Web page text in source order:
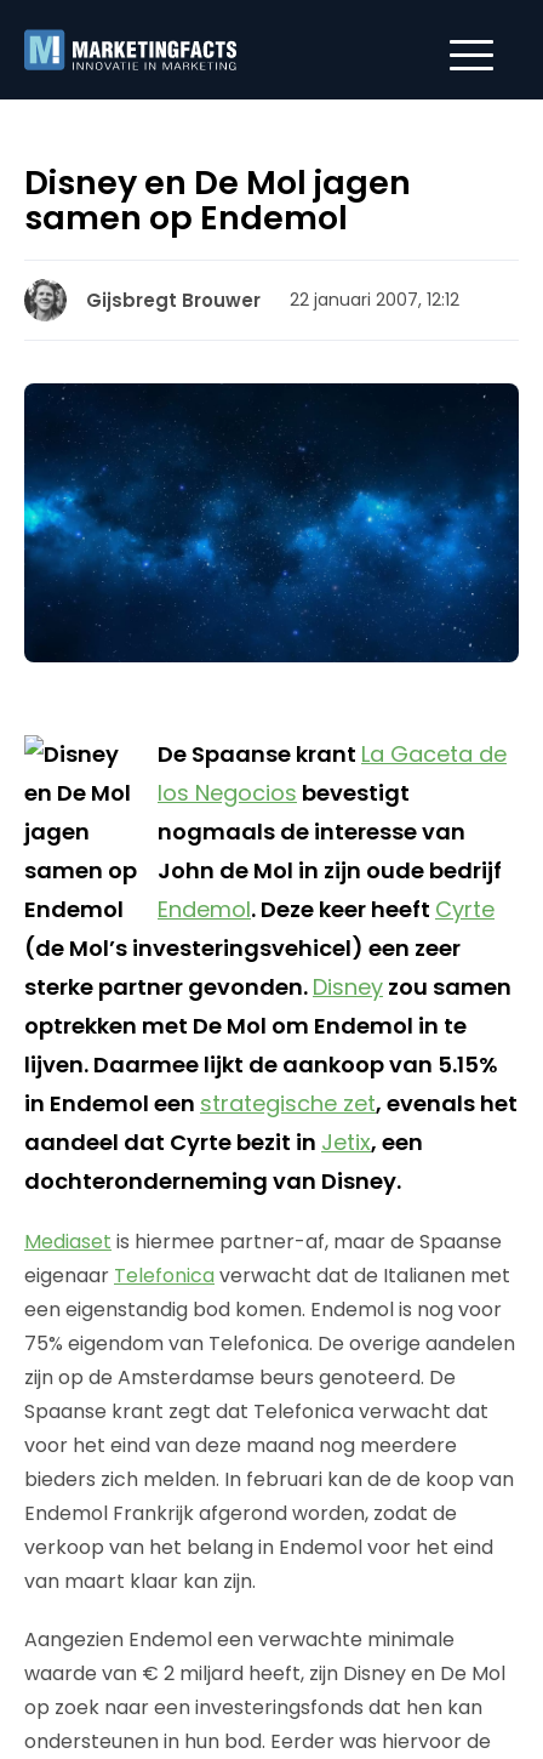
Disney en De Mol jagen
samen op Endemol
Gijsbregt Brouwer 22 januari 2007, 12:12
De Spaanse krant La Gaceta de
los Negocios bevestigt
nogmaals de interesse van
John de Mol in zijn oude bedrijf
Endemol. Deze keer heeft Cyrte
(de Mol’s investeringsvehicel) een zeer
sterke partner gevonden. Disney zou samen
optrekken met De Mol om Endemol in te
lijven. Daarmee lijkt de aankoop van 5.15%
in Endemol een strategische zet, evenals het
aandeel dat Cyrte bezit in Jetix, een
dochteronderneming van Disney.
Mediaset is hiermee partner-af, maar de Spaanse
eigenaar Telefonica verwacht dat de Italianen met
een eigenstandig bod komen. Endemol is nog voor
75% eigendom van Telefonica. De overige aandelen
zijn op de Amsterdamse beurs genoteerd. De
Spaanse krant zegt dat Telefonica verwacht dat
voor het eind van deze maand nog meerdere
bieders zich melden. In februari kan de de koop van
Endemol Frankrijk afgerond worden, zodat de
verkoop van het belang in Endemol voor het eind
van maart klaar kan zijn.
Aangezien Endemol een verwachte minimale
waarde van € 2 miljard heeft, zijn Disney en De Mol
op zoek naar een investeringsfonds dat hen kan
ondersteunen in hun bod. Eerder was hiervoor de